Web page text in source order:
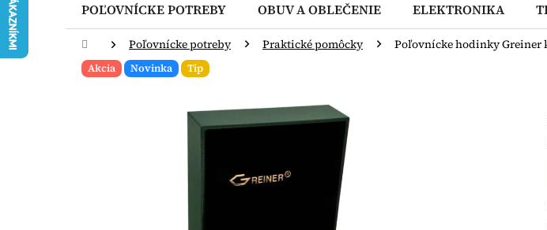
POĽOVNÍCKE POTREBY OBUV A OBLEČENIE ELEKTRONIKA
DomovPoľovnícke potreby Praktické pomôcky Poľovnícke hodinky Greiner
Akcia Novinka Tip